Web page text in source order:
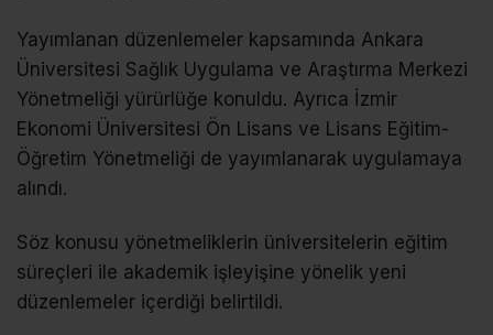
Yayımlanan düzenlemeler kapsamında Ankara
Üniversitesi Sağlık Uygulama ve Araştırma Merkezi
Yönetmeliği yürürlüğe konuldu. Ayrıca İzmir
Ekonomi Üniversitesi Ön Lisans ve Lisans Eğitim-
Öğretim Yönetmeliği de yayımlanarak uygulamaya
alındı.
Söz konusu yönetmeliklerin üniversitelerin eğitim
süreçleri ile akademik işleyişine yönelik yeni
düzenlemeler içerdiği belirtildi.